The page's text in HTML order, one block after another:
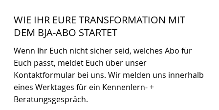
WIE IHR EURE TRANSFORMATION MIT
DEM BJA-ABO STARTET
Wenn Ihr Euch nicht sicher seid, welches Abo für
Euch passt, meldet Euch über unser
Kontaktformular bei uns. Wir melden uns innerhalb
eines Werktages für ein Kennenlern- +
Beratungsgespräch.